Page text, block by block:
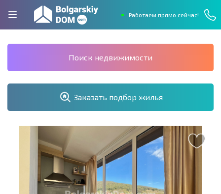
Работаем прямо сейчас!
Поиск недвижимости
Заказать подбор жилья